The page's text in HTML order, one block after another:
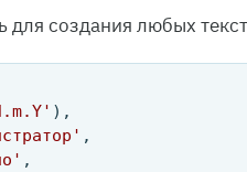
создания любых
),
,
,